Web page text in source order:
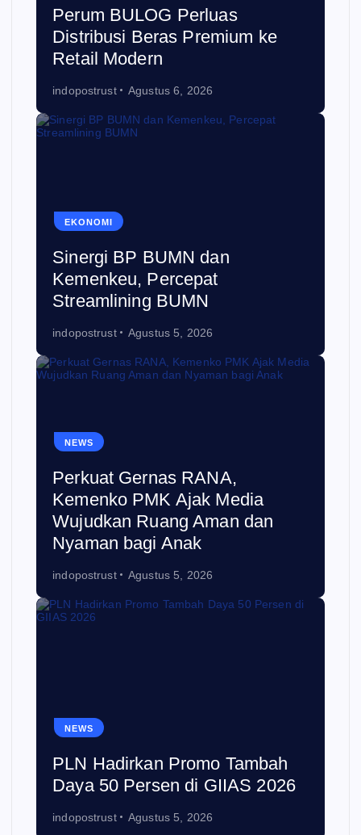
Perum BULOG Perluas
Distribusi Beras Premium ke
Retail Modern
indopostrust Agustus 6, 2026
EKONOMI
Sinergi BP BUMN dan
Kemenkeu, Percepat
Streamlining BUMN
indopostrust Agustus 5, 2026
NEWS
Perkuat Gernas RANA,
Kemenko PMK Ajak Media
Wujudkan Ruang Aman dan
Nyaman bagi Anak
indopostrust Agustus 5, 2026
NEWS
PLN Hadirkan Promo Tambah
Daya 50 Persen di GIIAS 2026
indopostrust Agustus 5, 2026